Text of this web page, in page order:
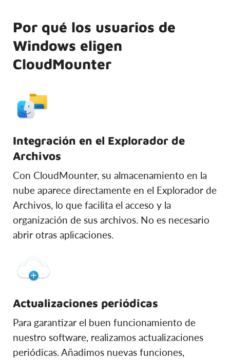
Por qué los usuarios de
Windows eligen
CloudMounter
Integración en el Explorador de
Archivos
Con CloudMounter, su almacenamiento en la
nube aparece directamente en el Explorador de
Archivos, lo que facilita el acceso y la
organización de sus archivos. No es necesario
abrir otras aplicaciones.
Actualizaciones periódicas
Para garantizar el buen funcionamiento de
nuestro software, realizamos actualizaciones
periódicas. Añadimos nuevas funciones,